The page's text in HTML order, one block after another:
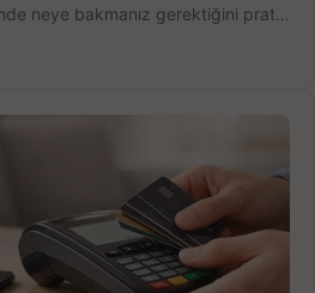
neye bakmanız gerektiğini pratik